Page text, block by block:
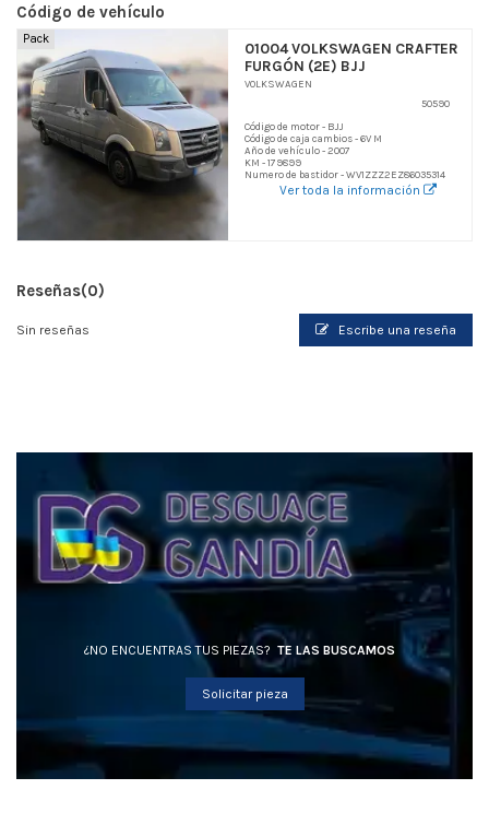
Código de vehículo
Pack
01004 VOLKSWAGEN CRAFTER
FURGÓN (2E) BJJ
VOLKSWAGEN
50590
Código de motor - BJJ
Código de caja cambios - 6V M
Año de vehículo - 2007
KM - 179899
Numero de bastidor - WV1ZZZ2EZ86035314
Ver toda la información
Reseñas(0)
Sin reseñas Escribe una reseña
¿NO ENCUENTRAS TUS PIEZAS? TE LAS BUSCAMOS
Solicitar pieza